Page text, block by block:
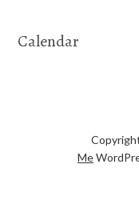
Calendar
Me